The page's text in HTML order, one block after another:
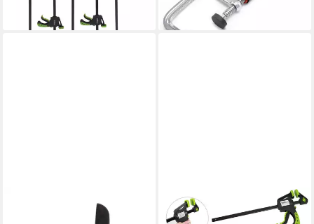
lieferbar - in 2-3 Werktagen bei dir
Schraubzwinge Federzwingen
TRUTZHOLM
Schraubzwinge 4x